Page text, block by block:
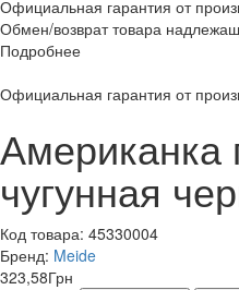
Официальная гарантия от
Обмен/возврат товара
Подробнее
Официальная гарантия от
Американка
чугунная
Код товара: 45330004
Бренд: Meide
323,58Грн